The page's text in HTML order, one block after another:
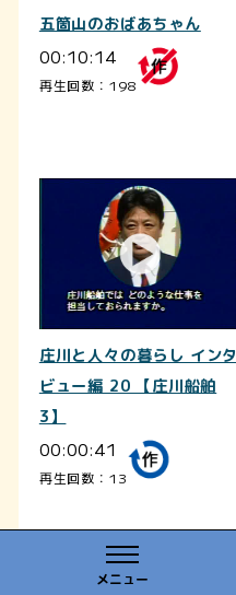
メニュー
五箇山のおばあちゃん
00:10:14
再生回数：198
庄川と人々の暮らし インタ
ビュー編 20 【庄川船舶
3】
00:00:41
再生回数：13